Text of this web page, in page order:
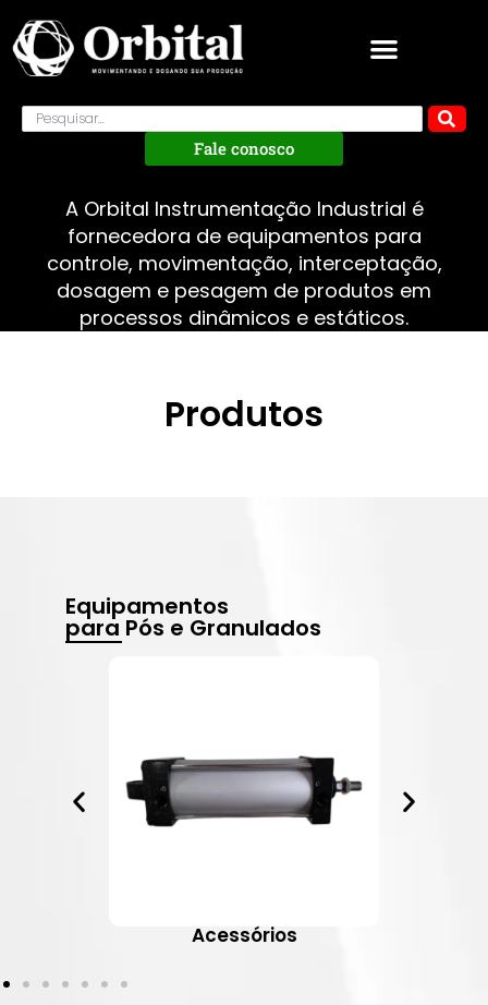
Fale conosco
A Orbital Instrumentação Industrial é
fornecedora de equipamentos para
controle, movimentação, interceptação,
dosagem e pesagem de produtos em
processos dinâmicos e estáticos.
Produtos
Equipamentos
para Pós e Granulados
Acessórios